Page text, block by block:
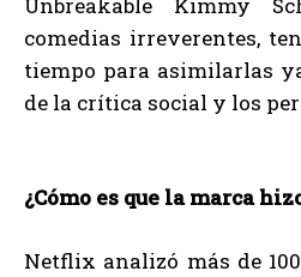
Unbreakable Kimmy
comedias irreverentes,
tiempo para asimilarlas
de la crítica social y los
¿Cómo es que la marca
Netflix analizó más de